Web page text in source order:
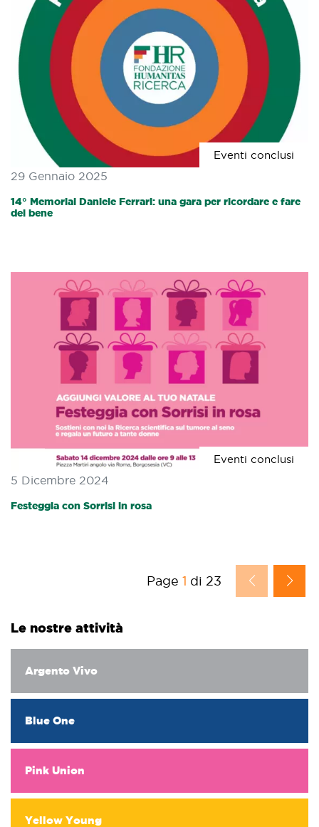
Eventi conclusi
29 Gennaio 2025
14° Memorial Daniele Ferrari: una gara per ricordare e fare
del bene
Eventi conclusi
5 Dicembre 2024
Festeggia con Sorrisi in rosa
Page 1 di 23
prev next
Le nostre attività
Argento Vivo
Blue One
Pink Union
Yellow Young